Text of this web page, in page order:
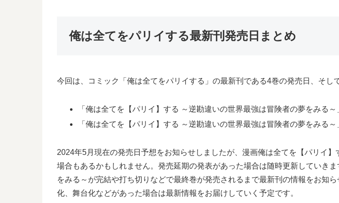
俺は全てをパリイする最新刊発売日まとめ
今回は、コミック「俺は全てをパリイする」の最新刊である4巻の発売日、そし
「俺は全てを【パリイ】する ～逆勘違いの世界最強は冒険者の夢をみる
「俺は全てを【パリイ】する ～逆勘違いの世界最強は冒険者の夢をみる
2024年5月現在の発売日予想をお知らせしましたが、漫画俺は全てを【パリイ
場合もあるかもしれません。発売延期の発表があった場合は随時更新していき
をみる～が完結や打ち切りなどで最終巻が発売されるまで最新刊の情報をお知
化、舞台化などがあった場合は最新情報をお届けしていく予定です。